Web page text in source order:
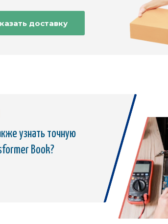
доставку
узнать точную
Book?